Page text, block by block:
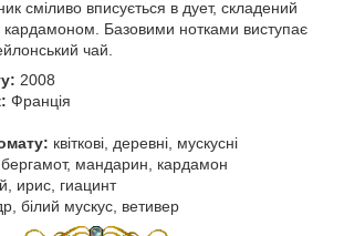
сміливо вписується в дует, складений
Базовими нотками виступає
чай.
2008
Франція
квіткові, деревні, мускусні
бергамот, мандарин, кардамон
ирис, гиацинт
білий мускус, ветивер